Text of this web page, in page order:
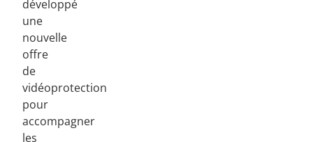
développé
une
nouvelle
offre
de
vidéoprotection
pour
accompagner
les